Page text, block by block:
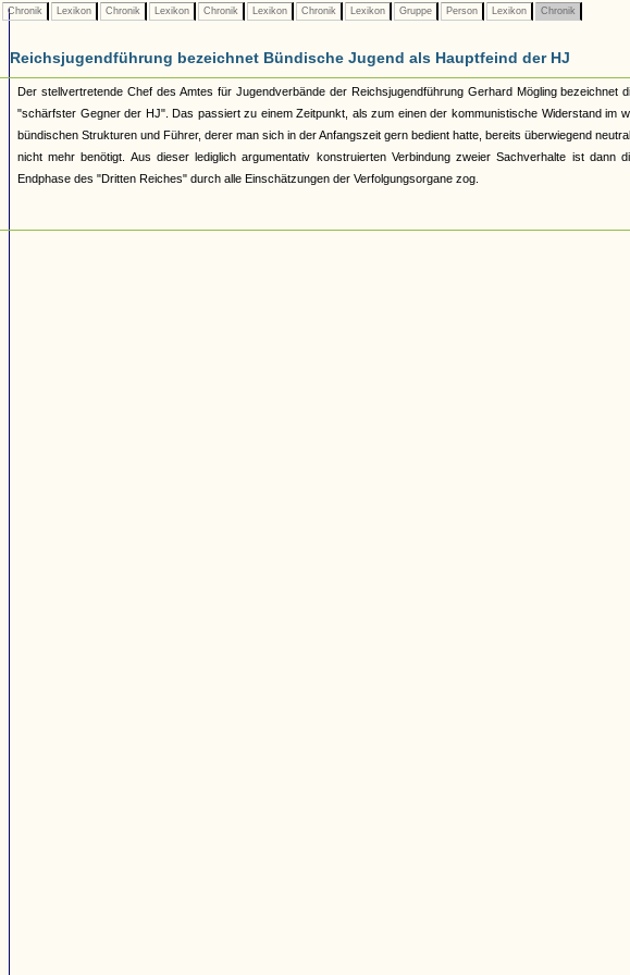
Chronik Lexikon Chronik Lexikon Chronik Lexikon Chronik Lexikon Gruppe Person Lexikon Chronik
Reichsjugendführung bezeichnet Bündische Jugend als Hauptfeind der HJ
Der stellvertretende Chef des Amtes für Jugendverbände der Reichsjugendführung Gerhard Mögling
"schärfster Gegner der HJ". Das passiert zu einem Zeitpunkt, als zum einen der kommunistische Widerstand im
bündischen Strukturen und Führer, derer man sich in der Anfangszeit gern bedient hatte, bereits überwiegend
nicht mehr benötigt. Aus dieser lediglich argumentativ konstruierten Verbindung zweier Sachverhalte ist dann
Endphase des "Dritten Reiches" durch alle Einschätzungen der Verfolgungsorgane zog.